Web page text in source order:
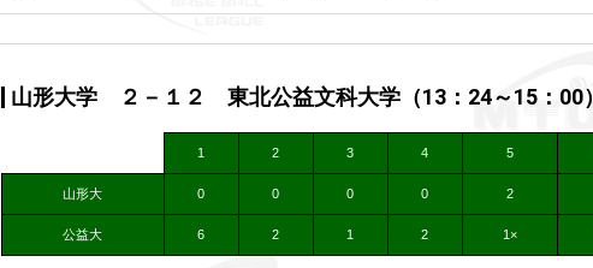
山形大学 ２－１２ 東北公益文科大学（13：24～15：00）
1 2 3 4 5
山形大 0 0 0 0 2
公益大 6 2 1 2 1×